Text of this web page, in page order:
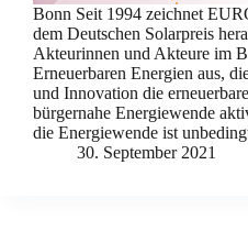
Bonn Seit 1994 zeichnet
dem Deutschen Solarpreis
Akteurinnen und Akteure im
Erneuerbaren Energien aus,
und Innovation die
bürgernahe Energiewende
die Energiewende ist
30. September 2021